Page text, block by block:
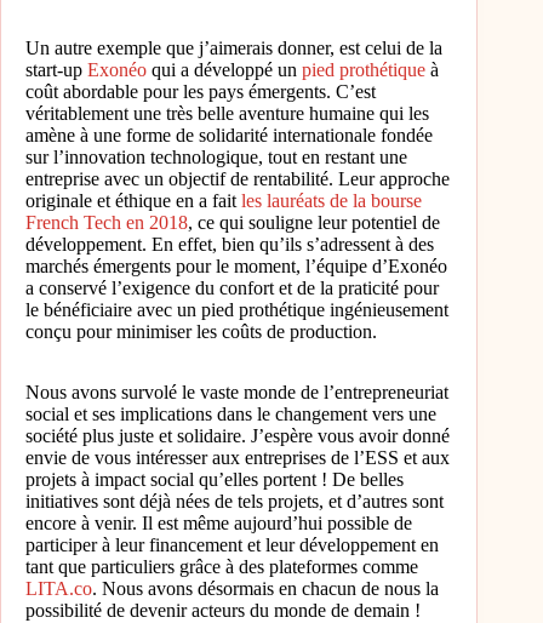
Un autre exemple que j’aimerais donner, est celui de la
start-up Exonéo qui a développé un pied prothétique à
coût abordable pour les pays émergents. C’est
véritablement une très belle aventure humaine qui les
amène à une forme de solidarité internationale fondée
sur l’innovation technologique, tout en restant une
entreprise avec un objectif de rentabilité. Leur approche
originale et éthique en a fait les lauréats de la bourse
French Tech en 2018, ce qui souligne leur potentiel de
développement. En effet, bien qu’ils s’adressent à des
marchés émergents pour le moment, l’équipe d’Exonéo
a conservé l’exigence du confort et de la praticité pour
le bénéficiaire avec un pied prothétique ingénieusement
conçu pour minimiser les coûts de production.
Nous avons survolé le vaste monde de l’entrepreneuriat
social et ses implications dans le changement vers une
société plus juste et solidaire. J’espère vous avoir donné
envie de vous intéresser aux entreprises de l’ESS et aux
projets à impact social qu’elles portent ! De belles
initiatives sont déjà nées de tels projets, et d’autres sont
encore à venir. Il est même aujourd’hui possible de
participer à leur financement et leur développement en
tant que particuliers grâce à des plateformes comme
LITA.co. Nous avons désormais en chacun de nous la
possibilité de devenir acteurs du monde de demain !